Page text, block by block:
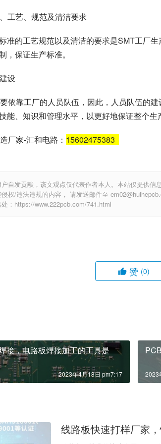
工艺、规范及清洁要求
准的工艺规范以及清洁的要求是SMT工厂
，保证生产标准。
设
依靠工厂的人员队伍，因此，人员队伍的
能、知识和管理水平，以更好地保证整个生
厂家-汇和电路： 15602475383
自发贡献，该文观点仅代表作者本人。本站仅提供
权/违法违规的内容， 请发送邮件至
：https://www.222pcb.com/741.html
赞 (0)
接，电路板焊接加工的工具是
2023年4月18日 pm7:17 2023
线路板快速打样厂家